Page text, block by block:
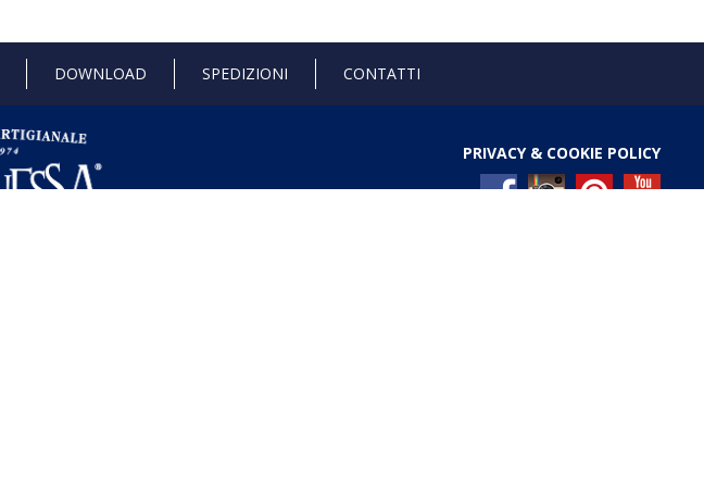
DOWNLOAD SPEDIZIONI CONTATTI
PRIVACY & COOKIE POLICY